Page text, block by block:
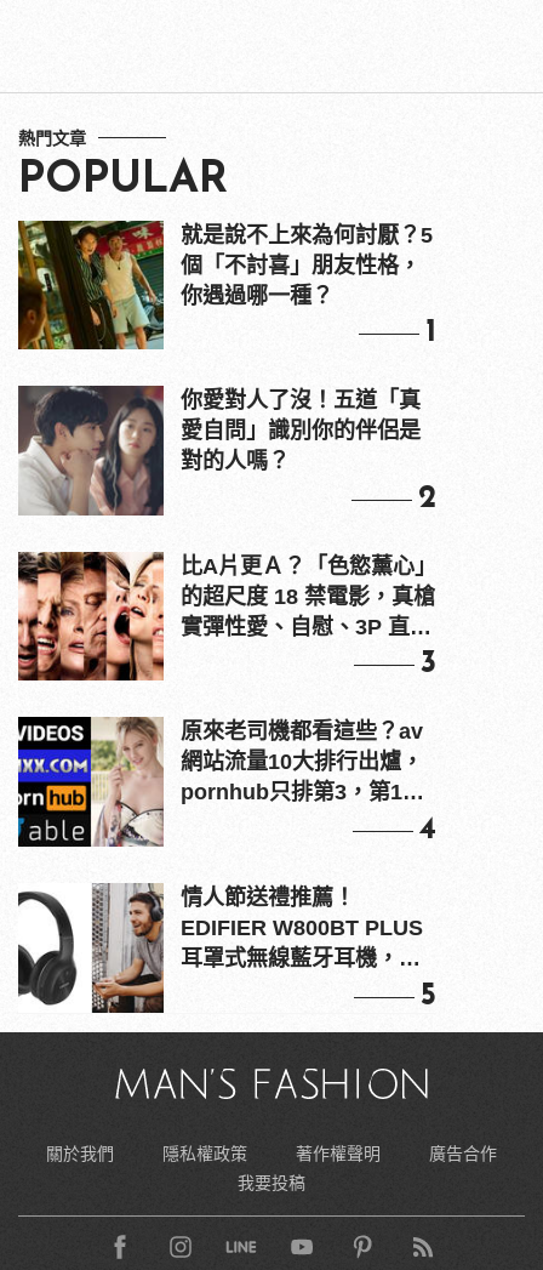
熱門文章
POPULAR
就是說不上來為何討厭？5
個「不討喜」朋友性格，
你遇過哪一種？
1
你愛對人了沒！五道「真
愛自問」識別你的伴侶是
對的人嗎？
2
比A片更Ａ？「色慾薰心」
的超尺度 18 禁電影，真槍
實彈性愛、自慰、3P 直接
3
原來老司機都看這些？av
網站流量10大排行出爐，
pornhub只排第3，第1名
4
情人節送禮推薦！
EDIFIER W800BT PLUS
耳罩式無線藍牙耳機，在
5
關於我們 隱私權政策 著作權聲明
廣告合作
我要投稿